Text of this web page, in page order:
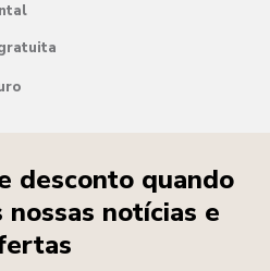
desconto quando
notícias e